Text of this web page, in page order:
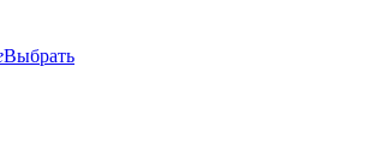
Выбрать